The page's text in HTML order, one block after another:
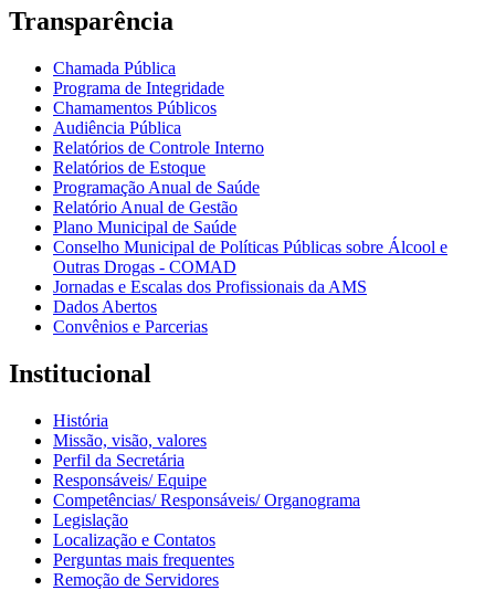
Transparência
Chamada Pública
Programa de Integridade
Chamamentos Públicos
Audiência Pública
Relatórios de Controle Interno
Relatórios de Estoque
Programação Anual de Saúde
Relatório Anual de Gestão
Plano Municipal de Saúde
Conselho Municipal de Políticas Públicas sobre Álcool e
Outras Drogas - COMAD
Jornadas e Escalas dos Profissionais da AMS
Dados Abertos
Convênios e Parcerias
Institucional
História
Missão, visão, valores
Perfil da Secretária
Responsáveis/ Equipe
Competências/ Responsáveis/ Organograma
Legislação
Localização e Contatos
Perguntas mais frequentes
Remoção de Servidores